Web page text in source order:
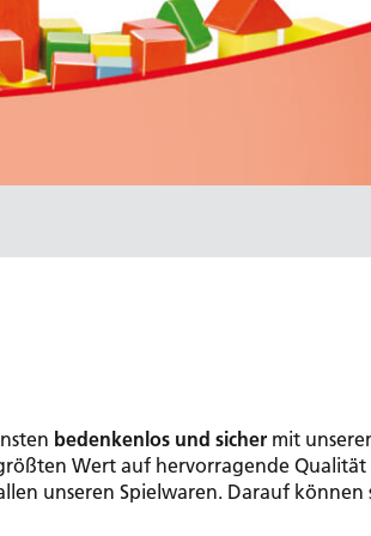
bedenkenlos und sicher mit
Wert auf hervorragende
unseren Spielwaren. Darauf können